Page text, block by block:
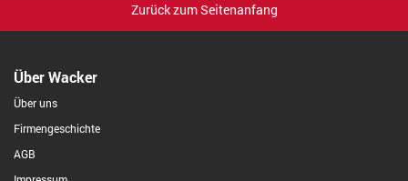
Zurück zum Seitenanfang
Über Wacker
Über uns
Firmengeschichte
AGB